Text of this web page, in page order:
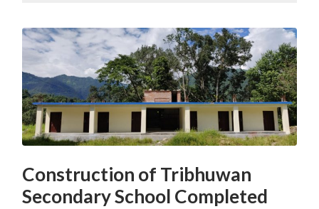
Construction of Tribhuwan
Secondary School Completed